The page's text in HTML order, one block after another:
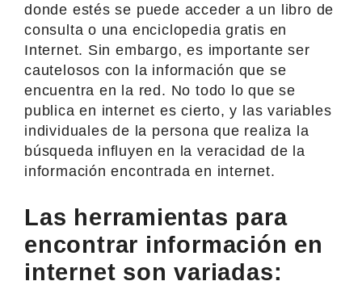
donde estés se puede acceder a un libro de
consulta o una enciclopedia gratis en
Internet. Sin embargo, es importante ser
cautelosos con la información que se
encuentra en la red. No todo lo que se
publica en internet es cierto, y las variables
individuales de la persona que realiza la
búsqueda influyen en la veracidad de la
información encontrada en internet.
Las herramientas para
encontrar información en
internet son variadas: